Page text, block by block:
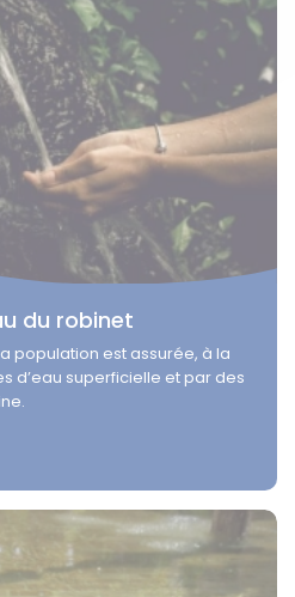
du robinet
population est assurée, à la
d’eau superficielle et par des